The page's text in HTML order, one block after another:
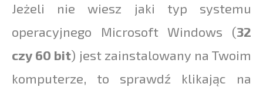
Jeżeli nie wiesz jaki typ systemu
operacyjnego Microsoft Windows (32
czy 60 bit) jest zainstalowany na Twoim
komputerze, to sprawdź klikając na